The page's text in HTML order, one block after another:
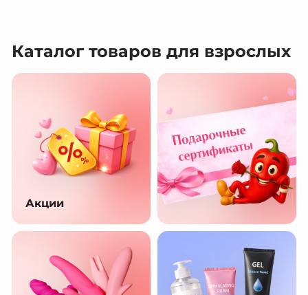
Каталог товаров для взрослых
Акции